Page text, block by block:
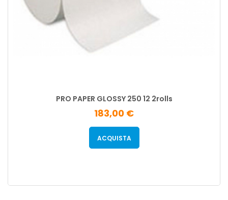
PRO PAPER GLOSSY 250 12 2rolls
183,00 €
ACQUISTA